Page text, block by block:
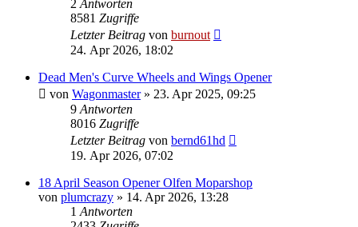
2 Antworten
8581 Zugriffe
Letzter Beitrag von burnout
24. Apr 2026, 18:02
Dead Men's Curve Wheels and Wings Opener
von Wagonmaster» 23. Apr 2025, 09:25
9 Antworten
8016 Zugriffe
Letzter Beitrag von bernd61hd
19. Apr 2026, 07:02
18 April Season Opener Olfen Moparshop
von plumcrazy » 14. Apr 2026, 13:28
1 Antworten